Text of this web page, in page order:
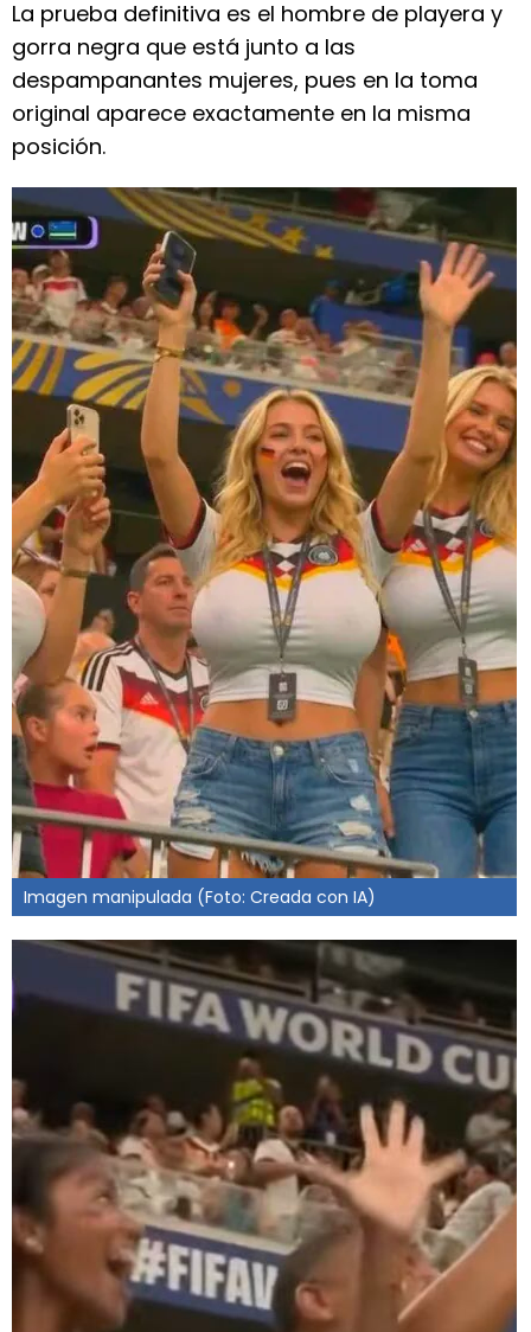
La prueba definitiva es el hombre de playera y
gorra negra que está junto a las
despampanantes mujeres, pues en la toma
original aparece exactamente en la misma
posición.
Imagen manipulada (Foto: Creada con IA)